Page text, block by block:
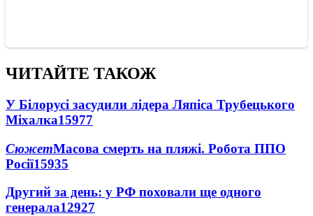
ЧИТАЙТЕ ТАКОЖ
У Білорусі засудили лідера Ляпіса Трубецького
Міхалка15977
СюжетМасова смерть на пляжі. Робота ППО
Росії15935
Другий за день: у РФ поховали ще одного
генерала12927